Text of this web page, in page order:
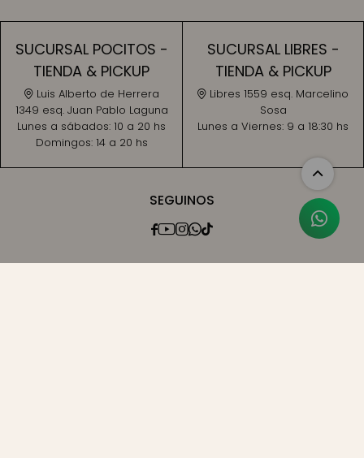
SEGUINOS

SUCURSAL POCITOS -
TIENDA & PICKUP
Luis Alberto de Herrera
1349 esq. Juan Pablo Laguna
Lunes a sábados: 10 a 20 hs
Domingos: 14 a 20 hs
SUCURSAL LIBRES -
TIENDA & PICKUP
Libres 1559 esq. Marcelino
Sosa
Lunes a Viernes: 9 a 18:30 hs